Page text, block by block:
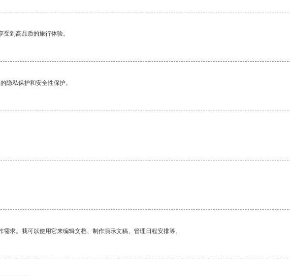
到高品质的旅行体验。
隐私保护和安全性保护。
求。我可以使用它来编辑文档、制作演示文稿、管理日程安排等。